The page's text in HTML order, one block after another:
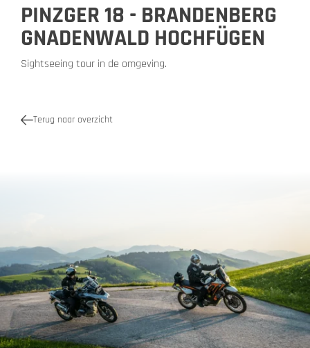
PINZGER 18 - BRANDENBERG
GNADENWALD HOCHFÜGEN
Sightseeing tour in de omgeving.
Terug naar overzicht